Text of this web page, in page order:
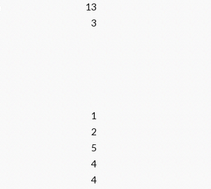
13
3
1
2
5
4
4